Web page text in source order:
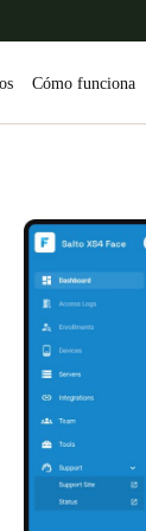
and India
Cómo funciona